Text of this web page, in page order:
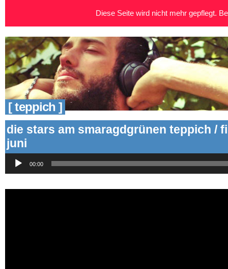
[ teppich ]
die stars am smaragdgrünen teppich /
juni
Player
00:00
Diese Seite wird nicht mehr gepflegt.